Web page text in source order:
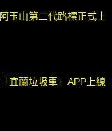
玉山第二代路標正式上
宜蘭垃圾車」APP上線